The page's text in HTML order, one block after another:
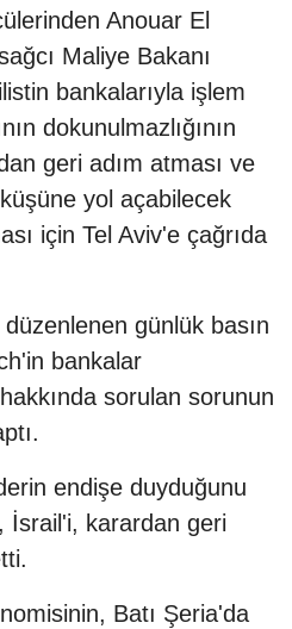
Anouar El
Maliye Bakanı
bankalarıyla işlem
dokunulmazlığının
geri adım atması ve
yol açabilecek
için Tel Aviv'e çağrıda
günlük basın
bankalar
sorulan sorunun
endişe duyduğunu
İsrail'i, karardan geri
Batı Şeria'da